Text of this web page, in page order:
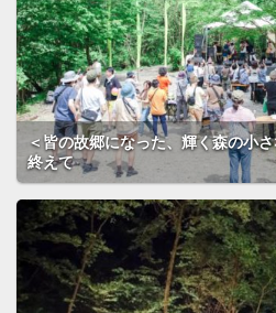
＜皆の故郷になった、輝く森の小
終えて